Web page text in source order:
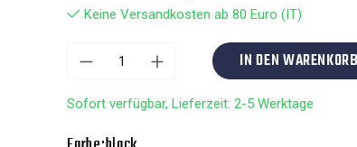
Keine Versandkosten ab 80 Euro (IT)
IN DEN WARENKORB
Sofort verfügbar, Lieferzeit: 2-5 Werktage